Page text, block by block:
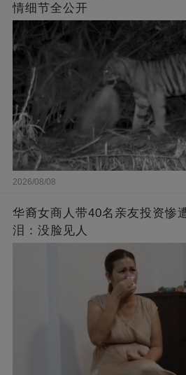
情细节全公开
2026/08/08
华裔女商人带40名亲友投资惨
泪：没脸见人